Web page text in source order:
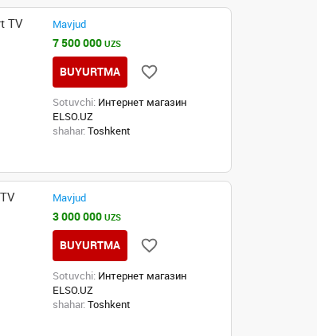
TV
Mavjud
7 500 000UZS
BUYURTMA
Sotuvchi: Интернет магазин
ELSO.UZ
shahar: Toshkent
Mavjud
3 000 000UZS
BUYURTMA
Sotuvchi: Интернет магазин
ELSO.UZ
shahar: Toshkent